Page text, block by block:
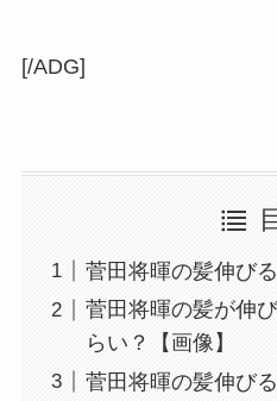
[/ADG]
菅田将暉の髪伸び
菅田将暉の髪が伸
らい？【画像】
菅田将暉の髪伸び